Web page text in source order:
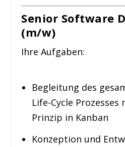
Senior Software
(m/w)
Ihre Aufgaben:
Begleitung des
Life-Cycle Prozesses
Prinzip in Kanban
Konzeption und